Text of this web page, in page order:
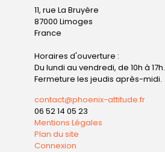
11, rue La Bruyère
87000 Limoges
France
Horaires d'ouverture :
Du lundi au vendredi, de 10h à 17h.
Fermeture les jeudis après-midi.
contact@phoenix-attitude.fr
06 52 14 05 23
Mentions Légales
Plan du site
Connexion